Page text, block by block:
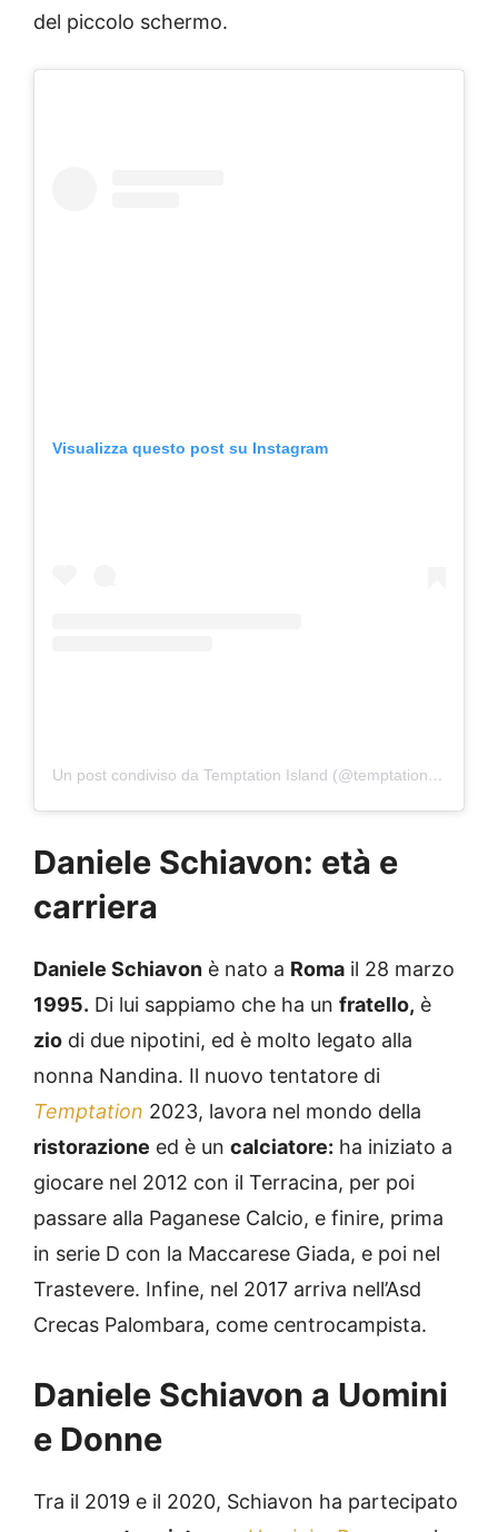
del piccolo schermo.
Visualizza questo post su Instagram
Un post condiviso da Temptation Island (@temptationislandita)
Daniele Schiavon: età e
carriera
Daniele Schiavon è nato a Roma il 28 marzo
1995. Di lui sappiamo che ha un fratello, è
zio di due nipotini, ed è molto legato alla
nonna Nandina. Il nuovo tentatore di
Temptation 2023, lavora nel mondo della
ristorazione ed è un calciatore: ha iniziato a
giocare nel 2012 con il Terracina, per poi
passare alla Paganese Calcio, e finire, prima
in serie D con la Maccarese Giada, e poi nel
Trastevere. Infine, nel 2017 arriva nell’Asd
Crecas Palombara, come centrocampista.
Daniele Schiavon a Uomini
e Donne
Tra il 2019 e il 2020, Schiavon ha partecipato